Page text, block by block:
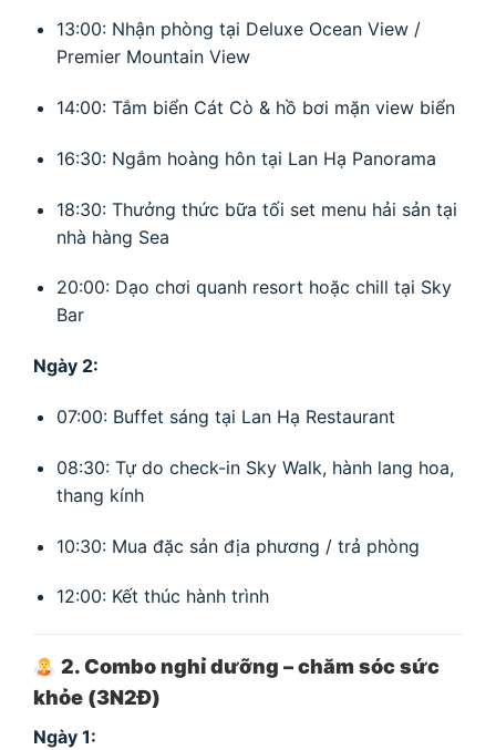
13:00: Nhận phòng tại Deluxe Ocean View /
Premier Mountain View
14:00: Tắm biển Cát Cò & hồ bơi mặn view biển
16:30: Ngắm hoàng hôn tại Lan Hạ Panorama
18:30: Thưởng thức bữa tối set menu hải sản tại
nhà hàng Sea
20:00: Dạo chơi quanh resort hoặc chill tại Sky
Bar
Ngày 2:
07:00: Buffet sáng tại Lan Hạ Restaurant
08:30: Tự do check-in Sky Walk, hành lang hoa,
thang kính
10:30: Mua đặc sản địa phương / trả phòng
12:00: Kết thúc hành trình
2. Combo nghỉ dưỡng – chăm sóc sức
khỏe (3N2Đ)
Ngày 1: